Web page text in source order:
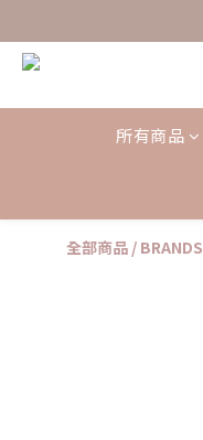
所有商品
全部商品 / BRANDS